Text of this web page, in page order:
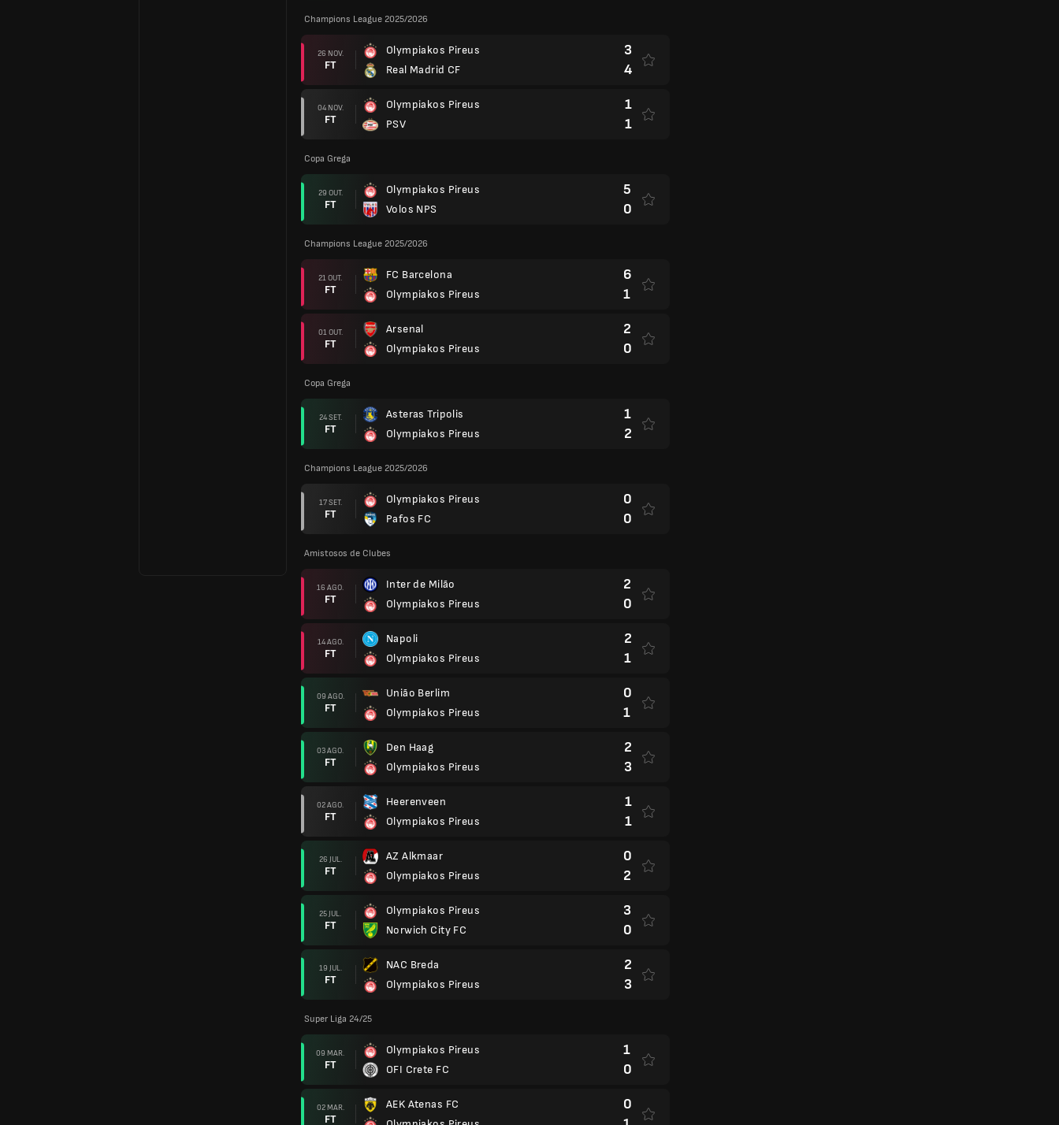
Champions League 2025/2026
26 NOV.
FT
Olympiakos Pireus
Real Madrid CF
3
4
04 NOV.
FT
Olympiakos Pireus
PSV
1
1
Copa Grega
29 OUT.
FT
Olympiakos Pireus
Volos NPS
5
0
Champions League 2025/2026
21 OUT.
FT
FC Barcelona
Olympiakos Pireus
6
1
01 OUT.
FT
Arsenal
Olympiakos Pireus
2
0
Copa Grega
24 SET.
FT
Asteras Tripolis
Olympiakos Pireus
1
2
Champions League 2025/2026
17 SET.
FT
Olympiakos Pireus
Pafos FC
0
0
Amistosos de Clubes
16 AGO.
FT
Inter de Milão
Olympiakos Pireus
2
0
14 AGO.
FT
Napoli
Olympiakos Pireus
2
1
09 AGO.
FT
União Berlim
Olympiakos Pireus
0
1
03 AGO.
FT
Den Haag
Olympiakos Pireus
2
3
02 AGO.
FT
Heerenveen
Olympiakos Pireus
1
1
26 JUL.
FT
AZ Alkmaar
Olympiakos Pireus
0
2
25 JUL.
FT
Olympiakos Pireus
Norwich City FC
3
0
19 JUL.
FT
NAC Breda
Olympiakos Pireus
2
3
Super Liga 24/25
09 MAR.
FT
Olympiakos Pireus
OFI Crete FC
1
0
02 MAR.
FT
AEK Atenas FC
0